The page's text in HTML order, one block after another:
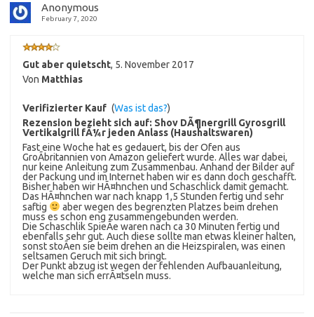
Anonymous
February 7, 2020
Gut aber quietscht, 5. November 2017
Von Matthias
Verifizierter Kauf (Was ist das?)
Rezension bezieht sich auf: Shov DÃ¶nergrill Gyrosgrill
Vertikalgrill fÃ¼r jeden Anlass (Haushaltswaren)
Fast eine Woche hat es gedauert, bis der Ofen aus
GroÃbritannien von Amazon geliefert wurde. Alles war dabei,
nur keine Anleitung zum Zusammenbau. Anhand der Bilder auf
der Packung und im Internet haben wir es dann doch geschafft.
Bisher haben wir HÃ¤hnchen und Schaschlick damit gemacht.
Das HÃ¤hnchen war nach knapp 1,5 Stunden fertig und sehr
saftig
aber wegen des begrenzten Platzes beim drehen
muss es schon eng zusammengebunden werden.
Die Schaschlik SpieÃe waren nach ca 30 Minuten fertig und
ebenfalls sehr gut. Auch diese sollte man etwas kleiner halten,
sonst stoÃen sie beim drehen an die Heizspiralen, was einen
seltsamen Geruch mit sich bringt.
Der Punkt abzug ist wegen der fehlenden Aufbauanleitung,
welche man sich errÃ¤tseln muss.